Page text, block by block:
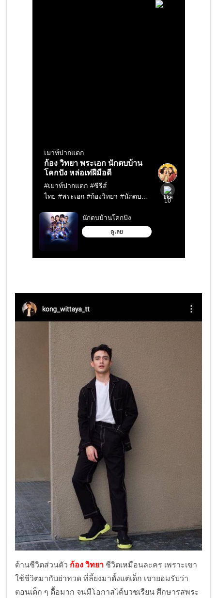
ด้านชีวิตส่วนตัว ก้อง วิทยา ชีวิตเหมือนละคร เพราะเขา
ใช้ชีวิตมากับย่าทวด ที่ลี้ยงมาตั้งแต่เด็ก เขายอมรับว่า
ตอนเด็ก ๆ ดื้อมาก จนมีโอกาสได้บวชเรียน ศึกษารสพระ